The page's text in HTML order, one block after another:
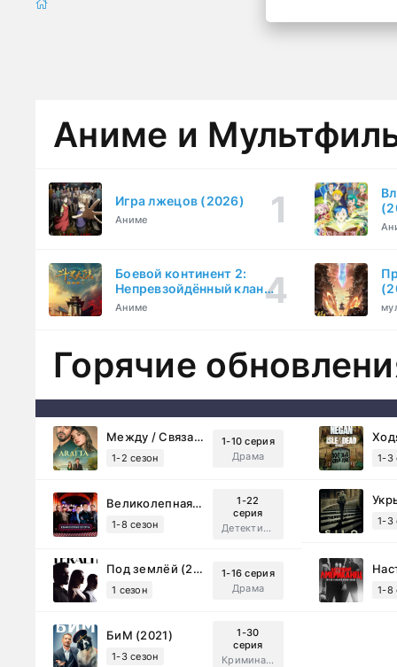
Аниме и
Игра лжецов (2026)
Аниме
Боевой континент 2:
Непревзойдённый клан
Тан (2023)
Аниме
Горячие
Между / Связанные судьбой (2025)
1-2 сезон
1-10 серия
Драма
1-3
Великолепная Пятерка (2019)
1-8 сезон
1-22
серия
Детектив, Русский
1-3
Под землёй (2026)
1 сезон
1-16 серия
Драма
1-8
БиМ (2021)
1-3 сезон
1-30
серия
Криминал, Комедия